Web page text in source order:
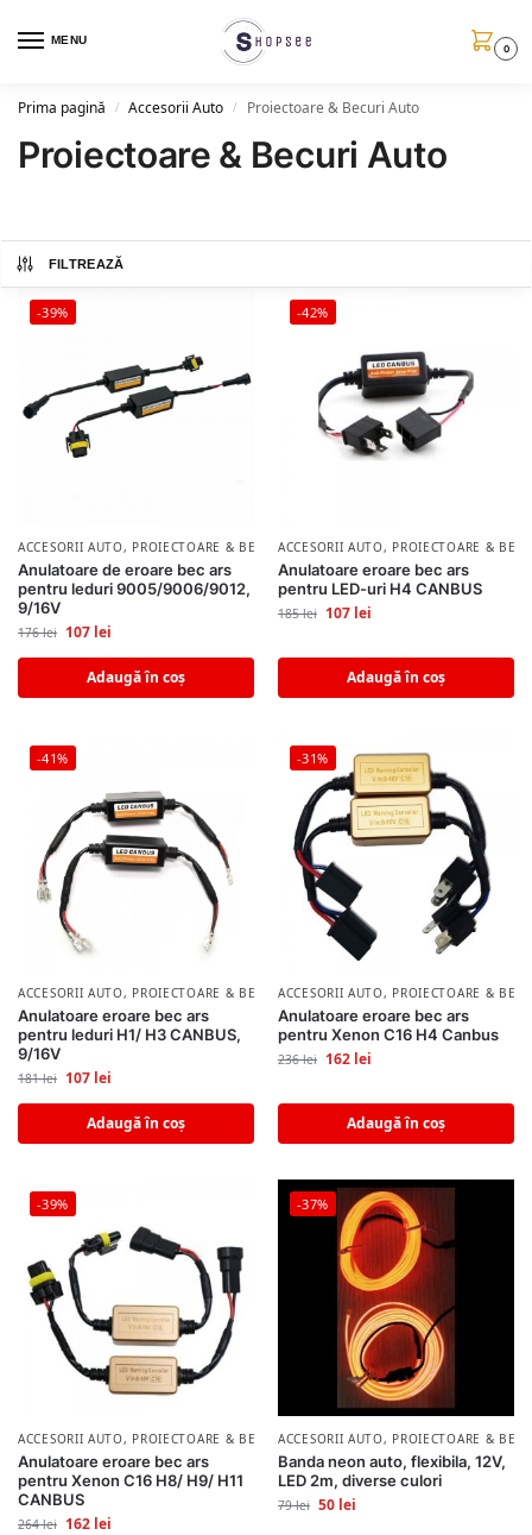
MENU
0
Prima pagină / Accesorii Auto / Proiectoare & Becuri Auto
Proiectoare & Becuri Auto
FILTREAZĂ
-39%
ACCESORII AUTO, PROIECTOARE & BECURI AUTO
Anulatoare de eroare bec ars
pentru leduri 9005/9006/9012,
9/16V
176lei 107 lei
Adaugă în coș
-42%
ACCESORII AUTO, PROIECTOARE &
Anulatoare eroare bec ars
pentru LED-uri H4 CANBUS
185lei 107 lei
Adaugă în coș
-41%
ACCESORII AUTO, PROIECTOARE & BECURI AUTO
Anulatoare eroare bec ars
pentru leduri H1/ H3 CANBUS,
9/16V
181lei 107 lei
Adaugă în coș
-31%
ACCESORII AUTO, PROIECTOARE &
Anulatoare eroare bec ars
pentru Xenon C16 H4 Canbus
236lei 162 lei
Adaugă în coș
-39%
ACCESORII AUTO, PROIECTOARE & BECURI AUTO
Anulatoare eroare bec ars
pentru Xenon C16 H8/ H9/ H11
CANBUS
264lei 162 lei
-37%
ACCESORII AUTO, PROIECTOARE &
Banda neon auto, flexibila, 12V,
LED 2m, diverse culori
79lei 50 lei